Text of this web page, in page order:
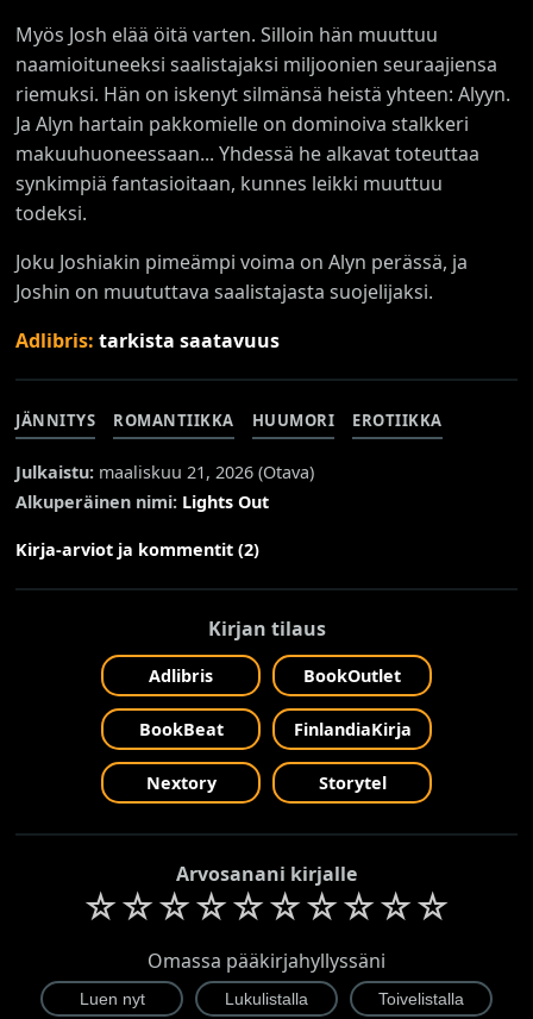
Myös Josh elää öitä varten. Silloin hän muuttuu
naamioituneeksi saalistajaksi miljoonien seuraajiensa
riemuksi. Hän on iskenyt silmänsä heistä yhteen: Alyyn.
Ja Alyn hartain pakkomielle on dominoiva stalkkeri
makuuhuoneessaan... Yhdessä he alkavat toteuttaa
synkimpiä fantasioitaan, kunnes leikki muuttuu
todeksi.
Joku Joshiakin pimeämpi voima on Alyn perässä, ja
Joshin on muututtava saalistajasta suojelijaksi.
Adlibris:tarkista saatavuus
JÄNNITYS ROMANTIIKKA HUUMORI EROTIIKKA
Julkaistu: maaliskuu 21, 2026 (Otava)
Alkuperäinen nimi: Lights Out
Kirja-arviot ja kommentit (2)
Kirjan tilaus
Adlibris BookOutlet
BookBeat FinlandiaKirja
Nextory Storytel
Arvosanani kirjalle
☆☆☆☆☆☆☆☆☆☆
Omassa pääkirjahyllyssäni